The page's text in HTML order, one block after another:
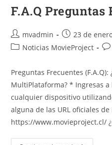
F.A.Q Preguntas
mvadmin
23 de
Noticias MovieProject
Preguntas Frecuentes
MultiPlataforma? * Ingresas
cualquier dispositivo
alguna de las URL oficiales
https://www.movieproject.cl/